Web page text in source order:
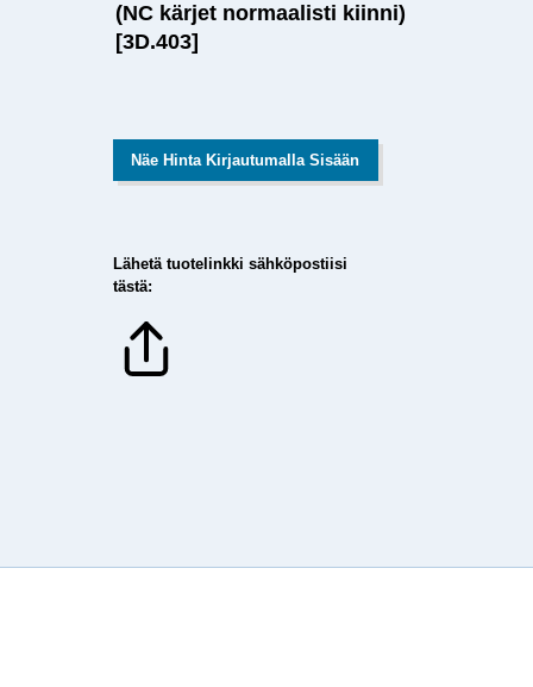
(NC kärjet normaalisti kiinni)
[3D.403]
Näe Hinta Kirjautumalla Sisään
Lähetä tuotelinkki sähköpostiisi
tästä: